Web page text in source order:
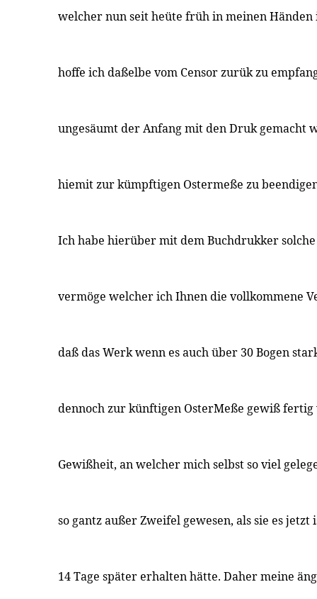
welcher nun seit heüte früh in meinen Händen
hoffe ich daßelbe vom Censor zurük zu
ungesäumt der Anfang mit den Druk gemacht
hiemit zur kümpftigen Ostermeße zu
Ich habe hierüber mit dem Buchdrukker
vermöge welcher ich Ihnen die vollkommene
daß das Werk wenn es auch über 30 Bogen
dennoch zur künftigen OsterMeße gewiß fertig
Gewißheit, an welcher mich selbst so viel
so gantz außer Zweifel gewesen, als sie es
14 Tage später erhalten hätte. Daher meine